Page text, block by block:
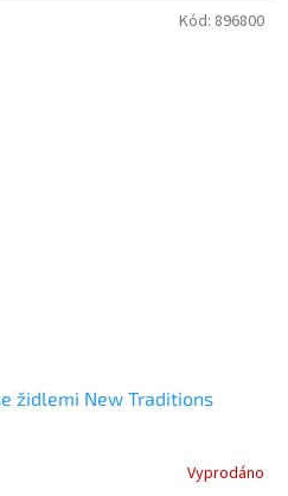
židlemi New Traditions
Vyprodáno
Kód: 896800